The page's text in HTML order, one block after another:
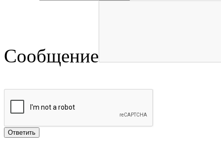
Сообщение